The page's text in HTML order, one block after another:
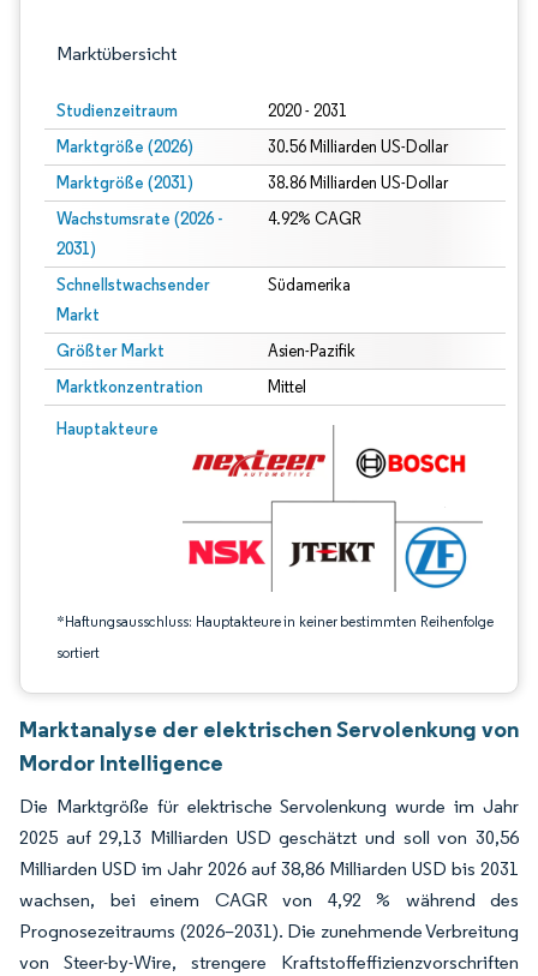
Marktübersicht
Studienzeitraum 2020 - 2031
Marktgröße (2026) 30.56 Milliarden US-Dollar
Marktgröße (2031) 38.86 Milliarden US-Dollar
Wachstumsrate (2026 -
2031)
4.92% CAGR
Schnellstwachsender
Markt
Südamerika
Größter Markt Asien-Pazifik
Marktkonzentration Mittel
Hauptakteure
*Haftungsausschluss: Hauptakteure in keiner bestimmten Reihenfolge
sortiert
Bild © Mordor Intelligence. Wiederverwendung erfordert Namensnennung
Marktanalyse der elektrischen Servolenkung von
Mordor Intelligence
Die Marktgröße für elektrische Servolenkung wurde im Jahr
2025 auf 29,13 Milliarden USD geschätzt und soll von 30,56
Milliarden USD im Jahr 2026 auf 38,86 Milliarden USD bis 2031
wachsen, bei einem CAGR von 4,92 % während des
Prognosezeitraums (2026–2031). Die zunehmende Verbreitung
von Steer-by-Wire, strengere Kraftstoffeffizienzvorschriften